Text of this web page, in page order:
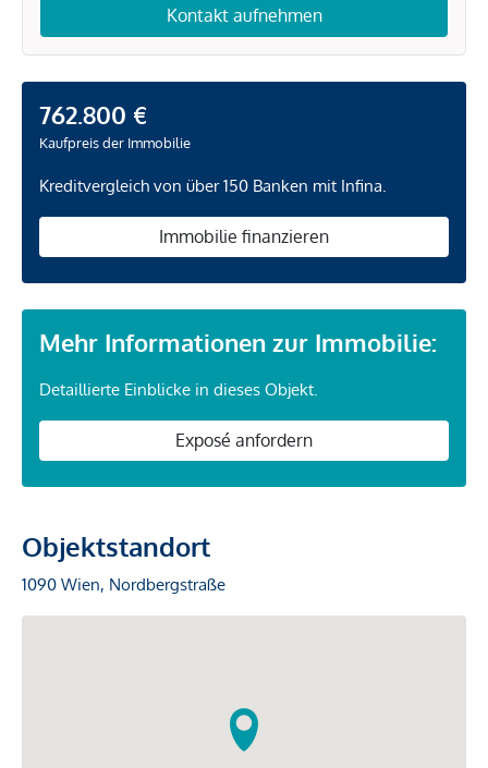
Kontakt aufnehmen
762.800 €
Kaufpreis der Immobilie
Kreditvergleich von über 150 Banken mit Infina.
Immobilie finanzieren
Mehr Informationen zur Immobilie:
Detaillierte Einblicke in dieses Objekt.
Exposé anfordern
Objektstandort
1090 Wien, Nordbergstraße